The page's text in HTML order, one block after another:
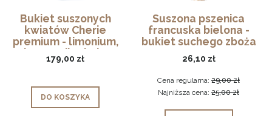
Bukiet suszonych
kwiatów Cherie
premium - limonium,
krwawnik, shola
179,00 zł
DO KOSZYKA
Suszona pszenica
francuska bielona -
bukiet suchego zboża
26,10 zł
Cena regularna:29,00 zł
Najniższa cena:25,00 zł